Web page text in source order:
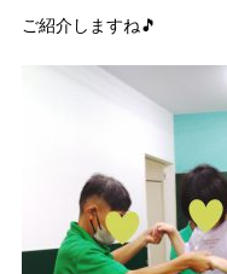
ご紹介しますね🎵